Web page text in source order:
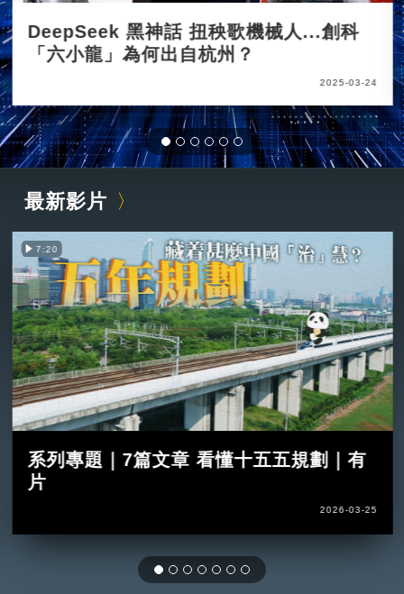
DeepSeek 黑神話 扭秧歌機械人...創科
「六小龍」為何出自杭州？
2025-03-24
最新影片
7:20
系列專題｜7篇文章 看懂十五五規劃｜有
片
2026-03-25